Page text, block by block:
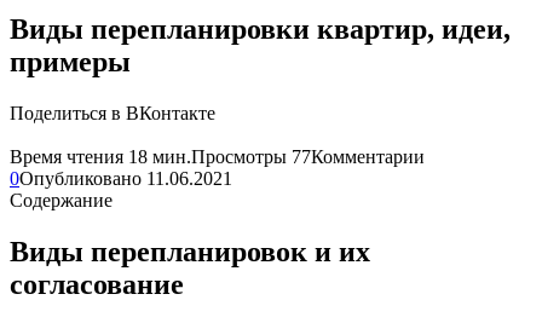
Виды перепланировки квартир, идеи,
примеры
Поделиться в ВКонтакте
Время чтения 18 мин.Просмотры 77Комментарии
0Опубликовано 11.06.2021
Содержание
Виды перепланировок и их
согласование